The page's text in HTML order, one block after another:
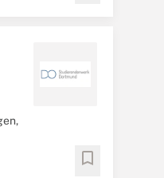
bookmark